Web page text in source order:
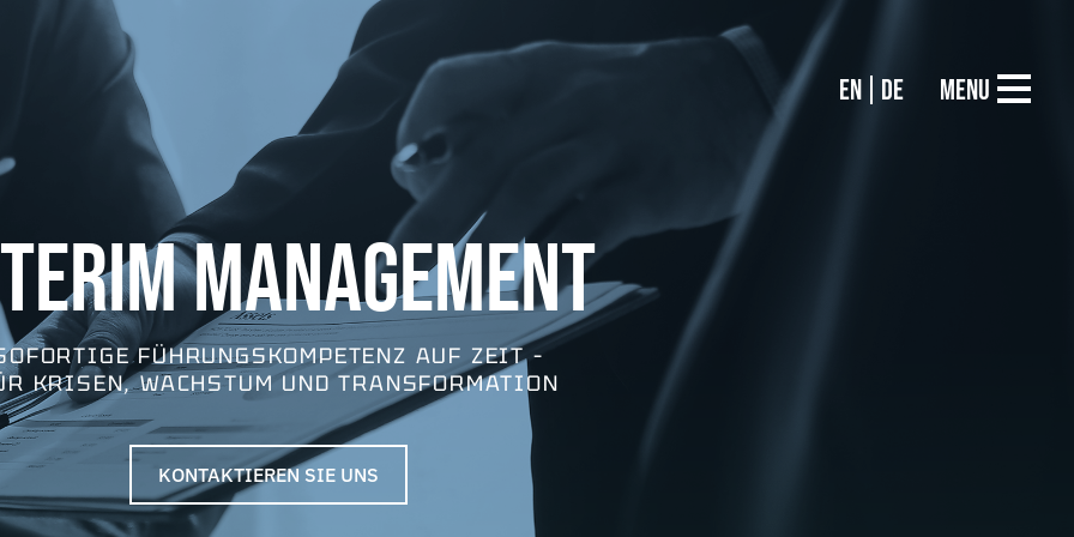
EN DE Menu
MANAGEMENT
FÜHRUNGSKOMPETENZ AUF ZEIT –
KRISEN, WACHSTUM UND TRANSFORMATION
KONTAKTIEREN SIE UNS